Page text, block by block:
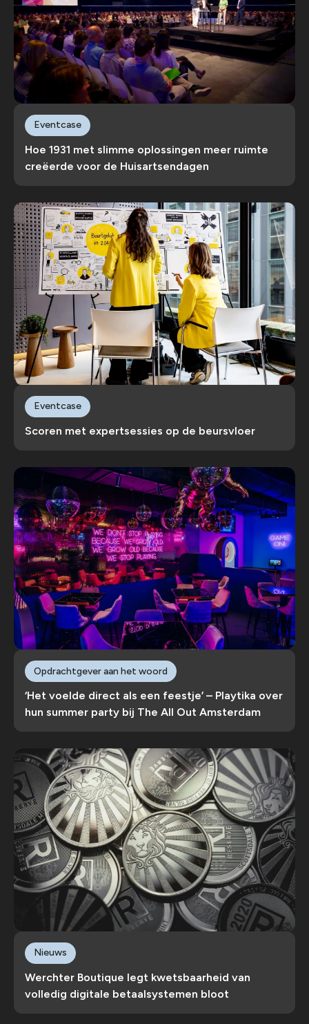
Hoe 1931 met slimme oplossingen meer ruimte
creëerde voor de Huisartsendagen
Eventcase
Scoren met expertsessies op de beursvloer
Eventcase
‘Het voelde direct als een feestje’ – Playtika over
hun summer party bij The All Out Amsterdam
Opdrachtgever aan het woord
Werchter Boutique legt kwetsbaarheid van
volledig digitale betaalsystemen bloot
Nieuws